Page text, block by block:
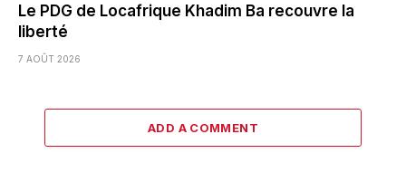
Le PDG de Locafrique Khadim Ba recouvre la
liberté
7 AOÛT 2026
ADD A COMMENT